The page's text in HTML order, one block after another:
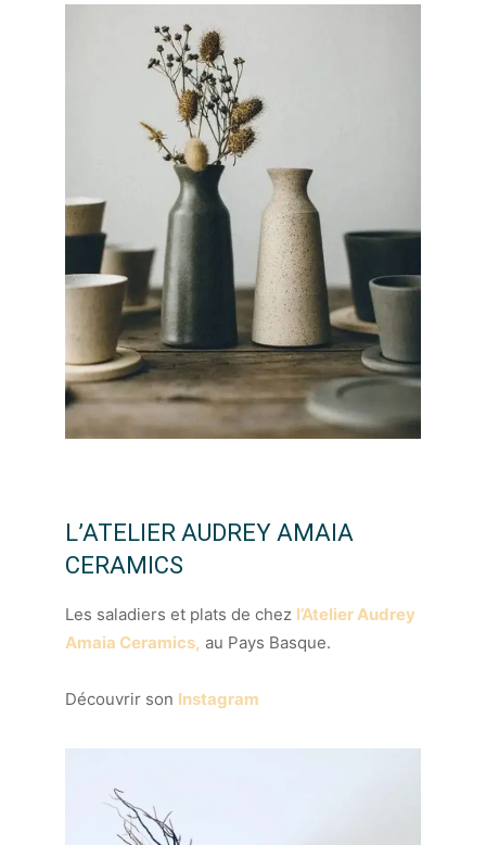
L’ATELIER AUDREY AMAIA
CERAMICS
Les saladiers et plats de chez l’Atelier Audrey
Amaia Ceramics, au Pays Basque.
Découvrir son Instagram